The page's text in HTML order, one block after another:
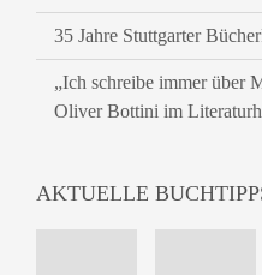
35 Jahre Stuttgarter
„Ich schreibe immer über
Oliver Bottini im
AKTUELLE